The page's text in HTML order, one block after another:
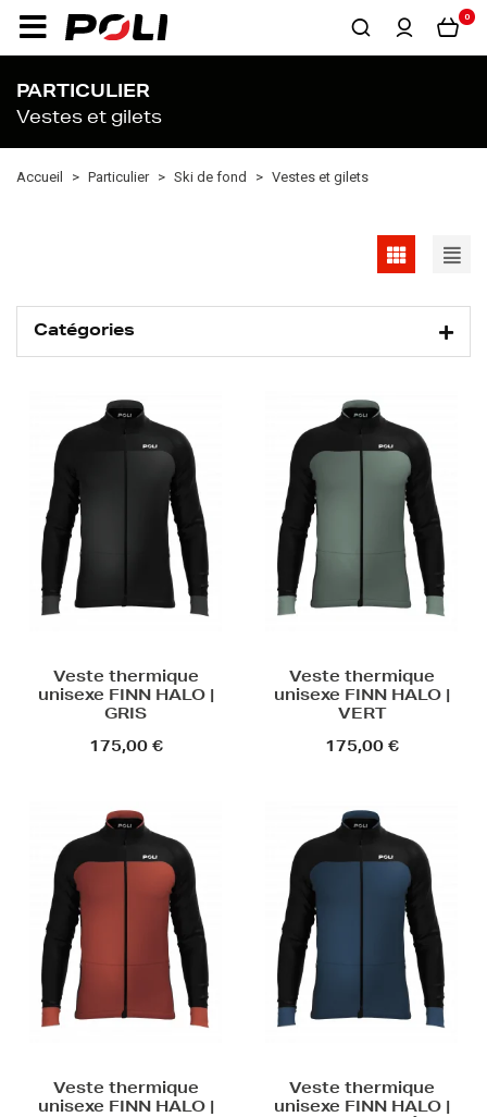
0
PARTICULIER
Vestes et gilets
Accueil Particulier Ski de fond Vestes et gilets
Catégories
Veste thermique
unisexe FINN HALO |
GRIS
175,00 €
Veste thermique
unisexe FINN HALO |
VERT
175,00 €
Veste thermique
unisexe FINN HALO |
Veste thermique
unisexe FINN HALO |